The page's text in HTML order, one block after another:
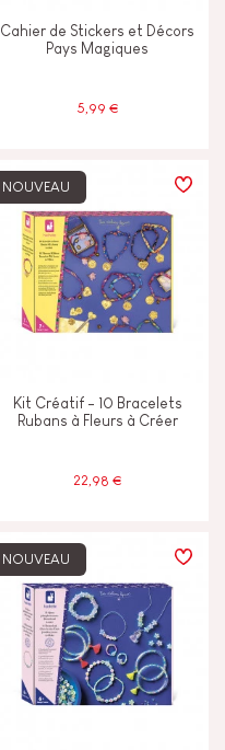
Cahier de Stickers et Décors
Pays Magiques
5,99 €
NOUVEAU
Kit Créatif - 10 Bracelets
Rubans à Fleurs à Créer
22,98 €
NOUVEAU